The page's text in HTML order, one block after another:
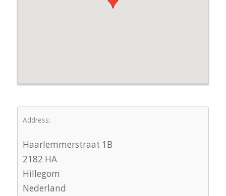
Address:
Haarlemmerstraat 1B
2182 HA
Hillegom
Nederland